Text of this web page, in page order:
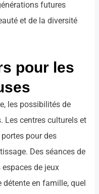
futures
et de la diversité
pour les
les possibilités de
Les centres culturels et
pour des
Des séances de
de jeux
en famille, quel